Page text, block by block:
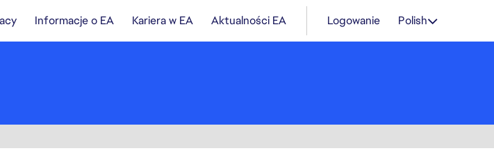
Informacje o EA Kariera w EA Aktualności EA Logowanie Polish